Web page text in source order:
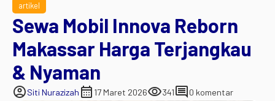
artikel
Sewa Mobil Innova Reborn
Makassar Harga Terjangkau
& Nyaman
account_circleSiti Nurazizah calendar_month 17 Maret 2026visibility341comment0 komentar